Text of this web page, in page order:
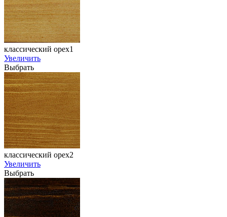
классический орех1
Увеличить
Выбрать
классический орех2
Увеличить
Выбрать